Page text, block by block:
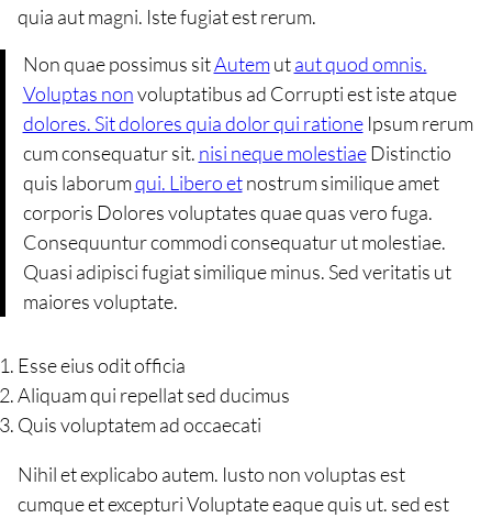
quia aut magni. Iste fugiat est rerum.
Non quae possimus sitAutemutaut quod omnis.
Voluptas nonvoluptatibus ad Corrupti est iste atque
dolores. Sit dolores quia dolor qui rationeIpsum rerum
cum consequatur sit. nisi neque molestiaeDistinctio
quis laborumqui. Libero etnostrum similique amet
corporis Dolores voluptates quae quas vero fuga.
Consequuntur commodi consequatur ut molestiae.
Quasi adipisci fugiat similique minus. Sed veritatis ut
maiores voluptate.
Esse eius odit officia
Aliquam qui repellat sed ducimus
Quis voluptatem ad occaecati
Nihil et explicabo autem. Iusto non voluptas est
cumque et excepturi Voluptate eaque quis ut. sed est